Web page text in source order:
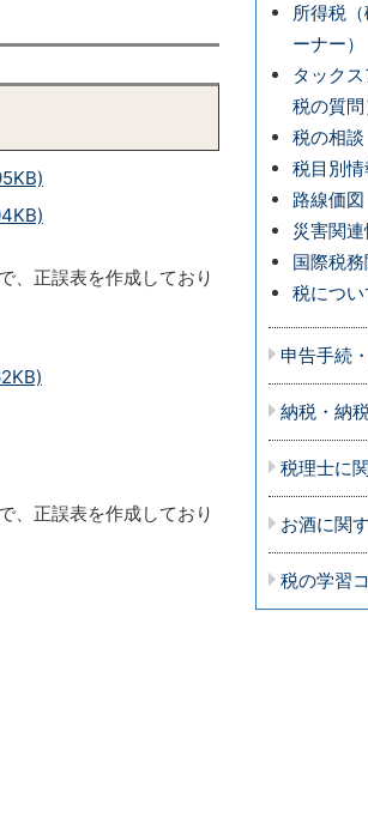
、正誤表を作成しており
、正誤表を作成しており
所得税
ーナー）
タック
税の質問
税の相談
税目別情
路線価
災害関
国際税
税につ
申告手続
納税・納
税理士に
お酒に関
税の学習